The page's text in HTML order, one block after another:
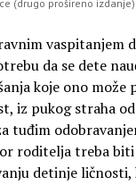
(drugo prošireno izdanje)
vaspitanjem
da se dete
koje ono može
iz pukog straha
tuđim
roditelja treba
detinje